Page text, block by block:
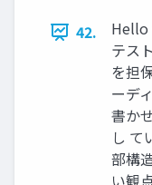
42.
Hello
テス
を担
ーデ
書か
し て
部構